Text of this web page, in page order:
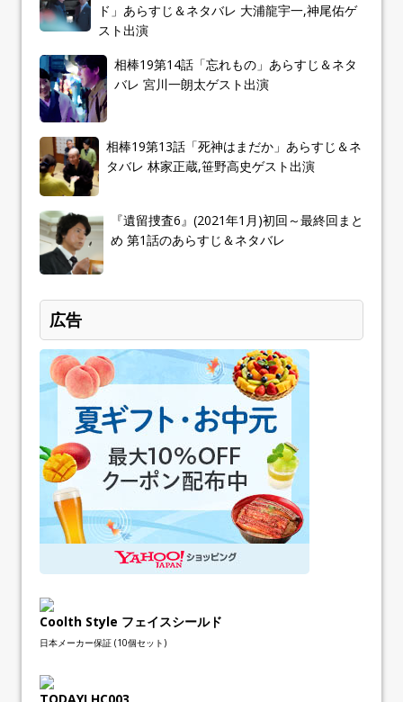
ド」あらすじ＆ネタバレ 大浦龍宇一,神尾佑ゲ
スト出演
相棒19第14話「忘れもの」あらすじ＆ネタ
バレ 宮川一朗太ゲスト出演
相棒19第13話「死神はまだか」あらすじ＆ネ
タバレ 林家正蔵,笹野高史ゲスト出演
『遺留捜査6』(2021年1月)初回～最終回まと
め 第1話のあらすじ＆ネタバレ
広告
Coolth Style フェイスシールド
日本メーカー保証 (10個セット)